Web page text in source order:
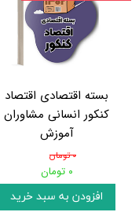
بسته اقتصادی اقتصاد
کنکور انسانی مشاوران
آموزش
۰ تومان
۰ تومان
افزودن به سبد خرید